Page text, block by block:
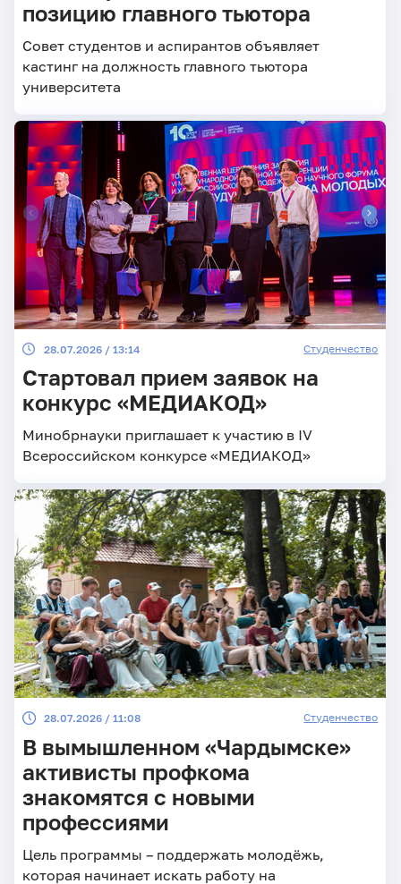
позицию главного тьютора
Совет студентов и аспирантов объявляет
кастинг на должность главного тьютора
университета
28.07.2026 / 13:14 Студенчество
Стартовал прием заявок на
конкурс «МЕДИАКОД»
Минобрнауки приглашает к участию в IV
Всероссийском конкурсе «МЕДИАКОД»
28.07.2026 / 11:08 Студенчество
В вымышленном «Чардымске»
активисты профкома
знакомятся с новыми
профессиями
Цель программы – поддержать молодёжь,
которая начинает искать работу на